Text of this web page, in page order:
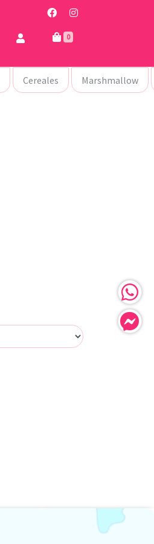
0
Cereales Marshmallow